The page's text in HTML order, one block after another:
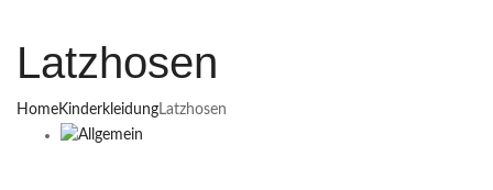
Latzhosen
HomeKinderkleidungLatzhosen